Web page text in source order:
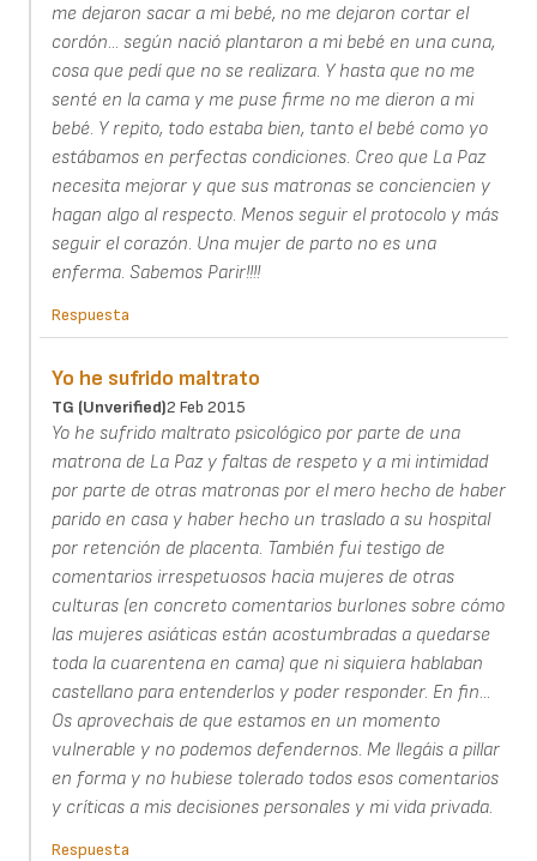
me dejaron sacar a mi bebé, no me dejaron cortar el
cordón... según nació plantaron a mi bebé en una cuna,
cosa que pedí que no se realizara. Y hasta que no me
senté en la cama y me puse firme no me dieron a mi
bebé. Y repito, todo estaba bien, tanto el bebé como yo
estábamos en perfectas condiciones. Creo que La Paz
necesita mejorar y que sus matronas se conciencien y
hagan algo al respecto. Menos seguir el protocolo y más
seguir el corazón. Una mujer de parto no es una
enferma. Sabemos Parir!!!!
Respuesta
Yo he sufrido maltrato
TG (unverified)2 Feb 2015
Yo he sufrido maltrato psicológico por parte de una
matrona de La Paz y faltas de respeto y a mi intimidad
por parte de otras matronas por el mero hecho de haber
parido en casa y haber hecho un traslado a su hospital
por retención de placenta. También fui testigo de
comentarios irrespetuosos hacia mujeres de otras
culturas (en concreto comentarios burlones sobre cómo
las mujeres asiáticas están acostumbradas a quedarse
toda la cuarentena en cama) que ni siquiera hablaban
castellano para entenderlos y poder responder. En fin...
Os aprovechais de que estamos en un momento
vulnerable y no podemos defendernos. Me llegáis a pillar
en forma y no hubiese tolerado todos esos comentarios
y críticas a mis decisiones personales y mi vida privada.
Respuesta